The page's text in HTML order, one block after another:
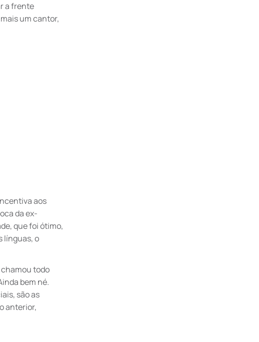
a frente
um cantor,
aos
da ex-
que foi ótimo,
línguas, o
todo
bem né.
são as
anterior,